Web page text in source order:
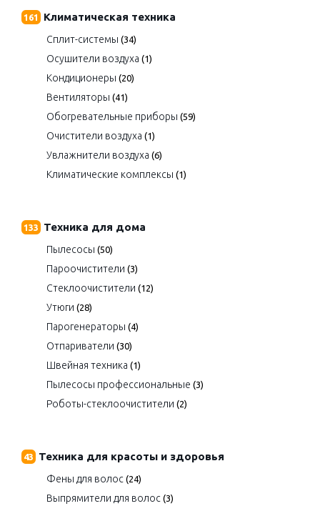
161 Климатическая техника
Сплит-системы (34)
Осушители воздуха (1)
Кондиционеры (20)
Вентиляторы (41)
Обогревательные приборы (59)
Очистители воздуха (1)
Увлажнители воздуха (6)
Климатические комплексы (1)
133 Техника для дома
Пылесосы (50)
Пароочистители (3)
Стеклоочистители (12)
Утюги (28)
Парогенераторы (4)
Отпариватели (30)
Швейная техника (1)
Пылесосы профессиональные (3)
Роботы-стеклоочистители (2)
43 Техника для красоты и здоровья
Фены для волос (24)
Выпрямители для волос (3)